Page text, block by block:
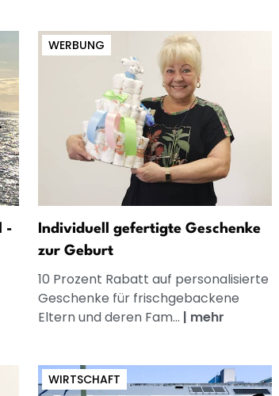
-
WERBUNG
Individuell gefertigte Geschenke
zur Geburt
10 Prozent Rabatt auf personalisierte
Geschenke für frischgebackene
Eltern und deren Fam... | mehr
WIRTSCHAFT